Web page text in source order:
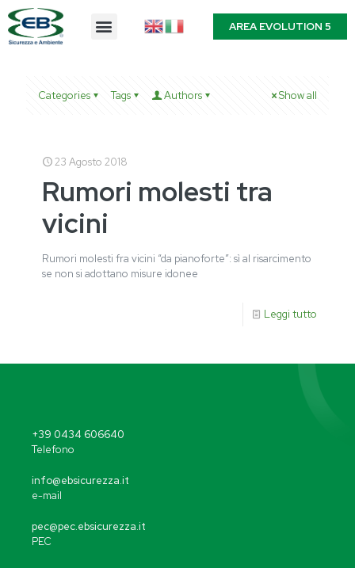
AREA EVOLUTION 5
Categories Tags Authors Show all
23 Agosto 2018
Rumori molesti tra
vicini
Rumori molesti fra vicini “da pianoforte”: sì al risarcimento
se non si adottano misure idonee
Leggi tutto
+39 0434 606640
Telefono
info@ebsicurezza.it
e-mail
pec@pec.ebsicurezza.it
PEC